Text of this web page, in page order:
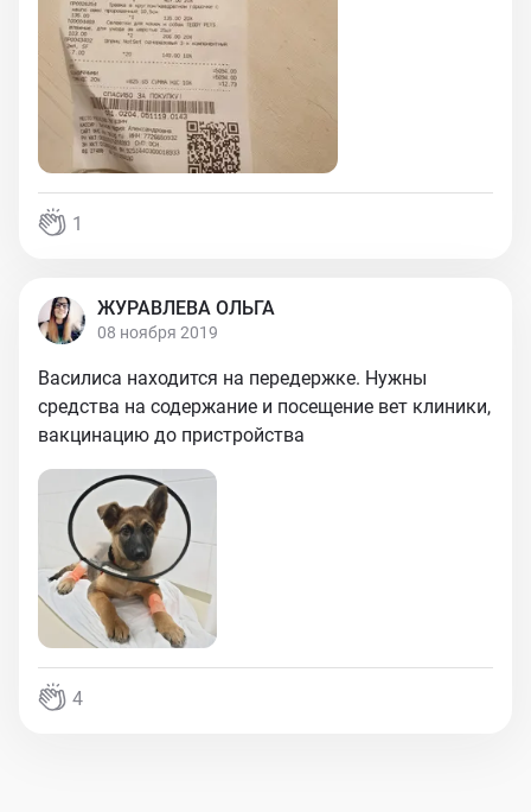
1
ЖУРАВЛЕВА ОЛЬГА
08 ноября 2019
Василиса находится на передержке. Нужны
средства на содержание и посещение вет клиники,
вакцинацию до пристройства
4